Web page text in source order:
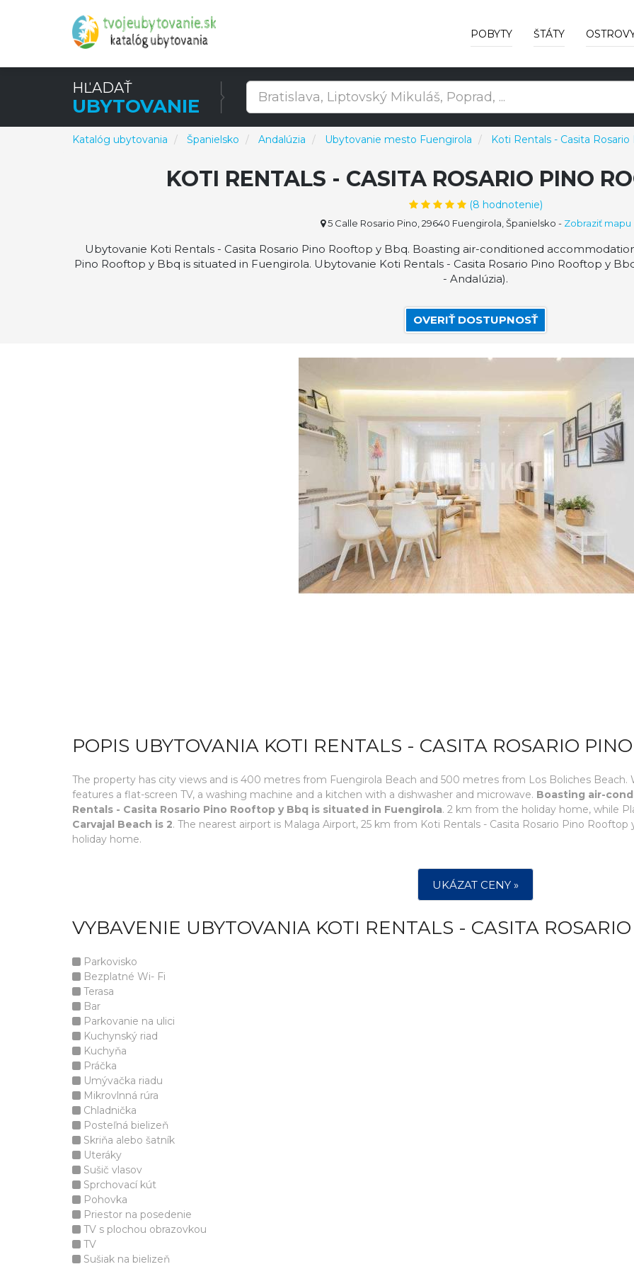
POBYTY ŠTÁTY
HĽADAŤ
UBYTOVANIE
Katalóg ubytovania Španielsko Andalúzia Ubytovanie mesto Fuengirola Koti Rentals - Casita
KOTI RENTALS - CASITA ROSARIO PINO
(8 hodnotenie)
5 Calle Rosario Pino, 29640 Fuengirola, Španielsko - Zobraziť mapu
Ubytovanie Koti Rentals - Casita Rosario Pino Rooftop y Bbq. Boasting air-conditioned
Pino Rooftop y Bbq is situated in Fuengirola. Ubytovanie Koti Rentals - Casita Rosario Pino Rooftop y
- Andalúzia).
OVERIŤ DOSTUPNOSŤ
POPIS UBYTOVANIA KOTI RENTALS - CASITA ROSARIO
The property has city views and is 400 metres from Fuengirola Beach and 500 metres from Los Boliches
features a flat-screen TV, a washing machine and a kitchen with a dishwasher and microwave. Boasting air-
Rentals - Casita Rosario Pino Rooftop y Bbq is situated in Fuengirola. 2 km from the holiday home, while
Carvajal Beach is 2. The nearest airport is Malaga Airport, 25 km from Koti Rentals - Casita Rosario Pino
holiday home.
UKÁZAT CENY »
VYBAVENIE UBYTOVANIA KOTI RENTALS - CASITA
Parkovisko
Bezplatné Wi- Fi
Terasa
Bar
Parkovanie na ulici
Kuchynský riad
Kuchyňa
Práčka
Umývačka riadu
Mikrovlnná rúra
Chladnička
Posteľná bielizeň
Skriňa alebo šatník
Uteráky
Sušič vlasov
Sprchovací kút
Pohovka
Priestor na posedenie
TV s plochou obrazovkou
TV
Sušiak na bielizeň